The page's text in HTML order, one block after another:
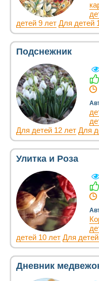
детей 9 лет Для детей
Подснежник
Для детей 12 лет Для
Улитка и Роза
детей 10 лет Для
Дневник